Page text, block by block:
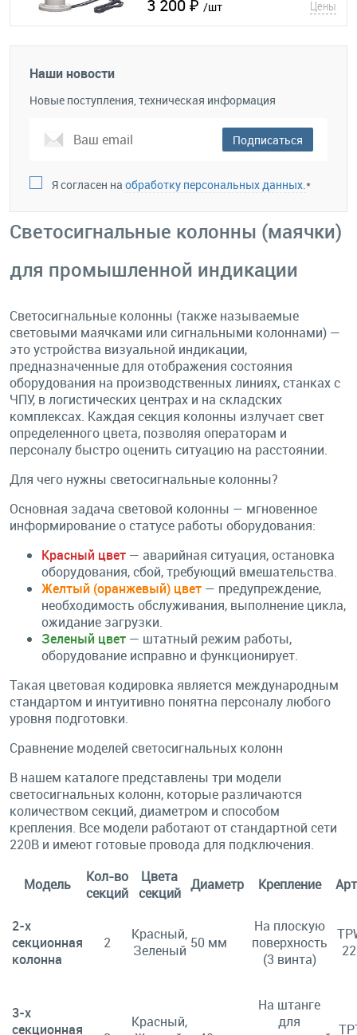
3 200 ₽ /шт Цены
Наши новости
Новые поступления, техническая информация
Подписаться
Я согласен на обработку персональных данных. *
Светосигнальные колонны (маячки)
для промышленной индикации
Светосигнальные колонны (также называемые
световыми маячками или сигнальными колоннами) —
это устройства визуальной индикации,
предназначенные для отображения состояния
оборудования на производственных линиях, станках с
ЧПУ, в логистических центрах и на складских
комплексах. Каждая секция колонны излучает свет
определенного цвета, позволяя операторам и
персоналу быстро оценить ситуацию на расстоянии.
Для чего нужны светосигнальные колонны?
Основная задача световой колонны — мгновенное
информирование о статусе работы оборудования:
Красный цвет — аварийная ситуация, остановка
оборудования, сбой, требующий вмешательства.
Желтый (оранжевый) цвет — предупреждение,
необходимость обслуживания, выполнение цикла,
ожидание загрузки.
Зеленый цвет — штатный режим работы,
оборудование исправно и функционирует.
Такая цветовая кодировка является международным
стандартом и интуитивно понятна персоналу любого
уровня подготовки.
Сравнение моделей светосигнальных колонн
В нашем каталоге представлены три модели
светосигнальных колонн, которые различаются
количеством секций, диаметром и способом
крепления. Все модели работают от стандартной сети
220В и имеют готовые провода для подключения.
Модель
Кол-во
секций
Цвета
секций Диаметр Крепление
2-х
секционная
колонна
2
Красный,
Зеленый 50 мм
На плоскую
поверхность
(3 винта)
3-х
секционная
Красный,
На штанге
для